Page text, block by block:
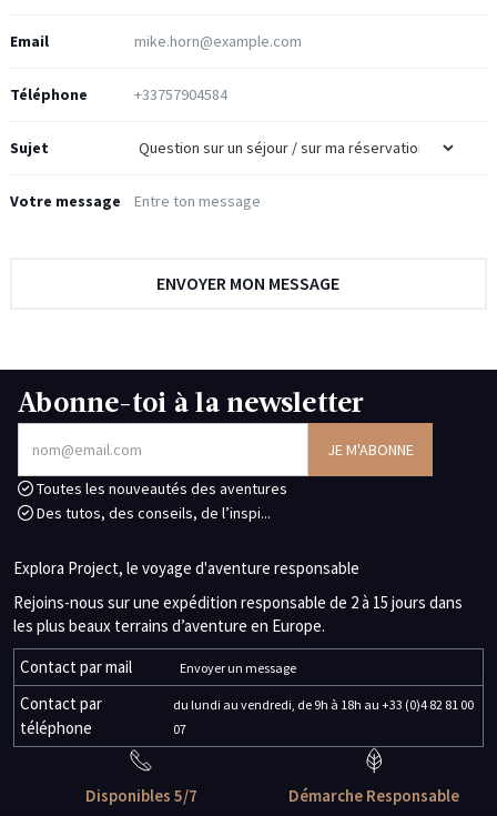
Email
Téléphone
Sujet
Votre message
Abonne-toi à la newsletter
Toutes les nouveautés des aventures
Des tutos, des conseils, de l’inspi...
Explora Project, le voyage d'aventure responsable
Rejoins-nous sur une expédition responsable de 2 à 15 jours dans
les plus beaux terrains d’aventure en Europe.
Contact par mail
Envoyer un message
Contact par
téléphone
du lundi au vendredi, de 9h à 18h au +33 (0)4 82 81 00
07
Disponibles 5/7 Démarche Responsable